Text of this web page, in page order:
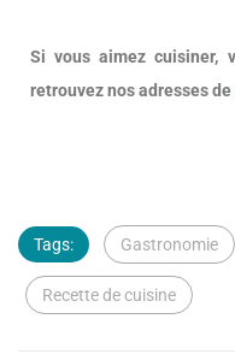
Si vous aimez cuisiner,
retrouvez nos adresses de
Tags: Gastronomie
Recette de cuisine